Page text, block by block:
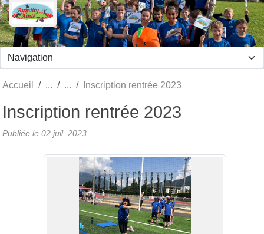
Accueil Inscription rentrée 2023
Inscription rentrée 2023
Publiée le 02 juil. 2023
Panneau de gestion des cookies